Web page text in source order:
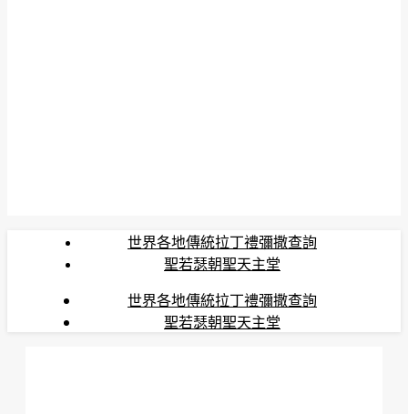
世界各地傳統拉丁禮彌撒查詢
聖若瑟朝聖天主堂
世界各地傳統拉丁禮彌撒查詢
聖若瑟朝聖天主堂